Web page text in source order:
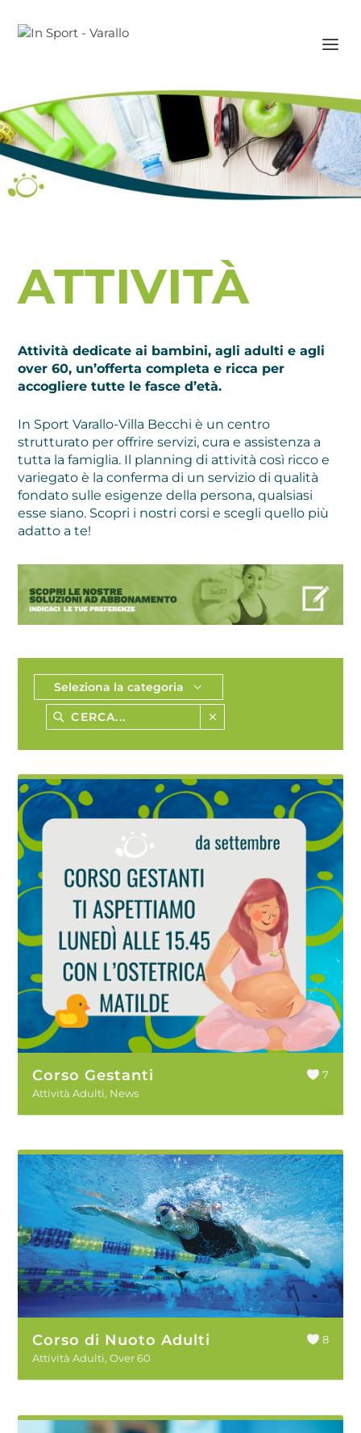
ATTIVITÀ
Attività dedicate ai bambini, agli adulti e agli
over 60, un’offerta completa e ricca per
accogliere tutte le fasce d’età.
In Sport Varallo-Villa Becchi è un centro
strutturato per offrire servizi, cura e assistenza a
tutta la famiglia. Il planning di attività così ricco e
variegato è la conferma di un servizio di qualità
fondato sulle esigenze della persona, qualsiasi
esse siano. Scopri i nostri corsi e scegli quello più
adatto a te!
Seleziona la categoria
Corso di Nuoto Adulti
Attività Adulti,Over 60
8
Corso Gestanti
Attività Adulti, News
7